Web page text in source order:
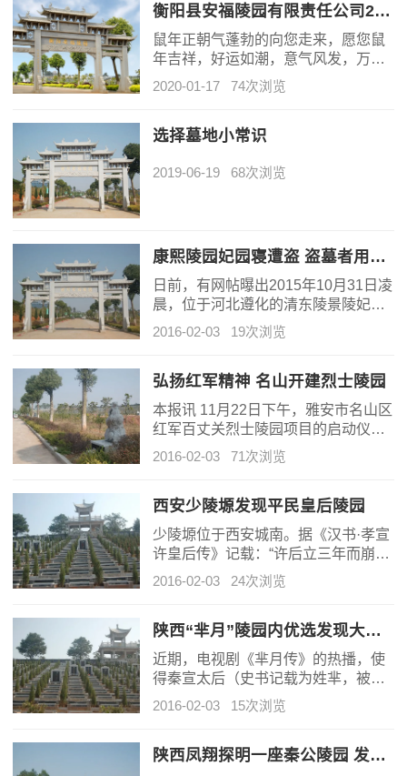
统食品吧。
衡阳县安福陵园有限责任公司2020鼠年公司年会祝福语
鼠年正朝气蓬勃的向您走来，愿您鼠
年吉祥，好运如潮，意气风发，万事
顺心，财源滚滚，福寿百年，吉祥平
安，人旺运旺，阖家欢乐，万事如
2020-01-17 74次浏览
选择墓地小常识
2019-06-19 68次浏览
康熙陵园妃园寝遭盗 盗墓者用潜水泵潜入墓穴
日前，有网帖曝出2015年10月31日凌
晨，位于河北遵化的清东陵景陵妃园
寝被盗。昨日，当地多部门证实确有
盗墓情况发生。据知情人士透露，当
到，目前被盗文物已被追回。 附近村
民称陵墓内衣物及首饰被盗 昨日下
午，在
2016-02-03 19次浏览
弘扬红军精神 名山开建烈士陵园
本报讯 11月22日下午，雅安市名山区
红军百丈关烈士陵园项目的启动仪式
在该区百丈镇举行，陵园建成后，将
成为零散烈士墓和革命纪念设施集中
爱国主义教育基地和红色文化旅游胜
地。 百丈关战役是红军长征史上仅次
于湘江血战的一场
2016-02-03 71次浏览
西安少陵塬发现平民皇后陵园
少陵塬位于西安城南。据《汉书·孝宣
许皇后传》记载：“许后立三年而崩，
谥曰恭哀皇后，葬杜南，是为杜陵南
园。”因陵墓较小，被称为小陵，因 为
少陵塬的叫法。西安市文物保护考古
研究院为配合西安市公路局南横公路
建设（周至哑柏
2016-02-03 24次浏览
陕西“芈月”陵园内优选发现大型防盗“车马坑”
近期，电视剧《芈月传》的热播，使
得秦宣太后（史书记载为姓芈，被封
为八子，电视剧芈月以其为原型）的
故事引起社会广泛关注。昨日，省考
内的秦东陵的考古发掘成果，其中在
2016-02-03 15次浏览
陕西凤翔探明一座秦公陵园 发现新型“丰”字形大墓